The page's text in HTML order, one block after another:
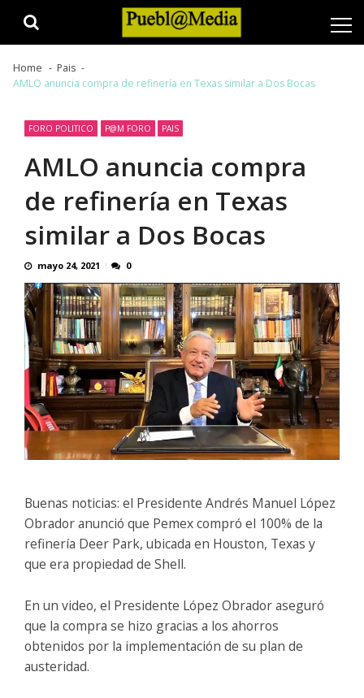
Home
Pais
AMLO anuncia compra de refinería en Texas similar a Dos Bocas
FORO POLITICO P@M FORO PAIS
AMLO anuncia compra
de refinería en Texas
similar a Dos Bocas
mayo 24, 2021 0
Buenas noticias: el Presidente Andrés Manuel López
Obrador anunció que Pemex compró el 100% de la
refinería Deer Park, ubicada en Houston, Texas y
que era propiedad de Shell.
En un video, el Presidente López Obrador aseguró
que la compra se hizo gracias a los ahorros
obtenidos por la implementación de su plan de
austeridad.